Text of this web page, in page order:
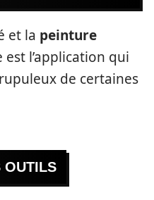
et la peinture
est l’application qui
de certaines
OUTILS